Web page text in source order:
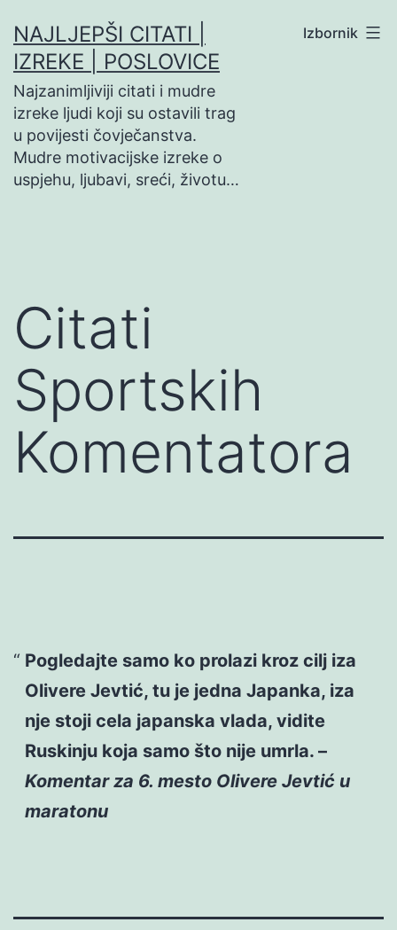
na
sadržaj
NAJLJEPŠI CITATI |
IZREKE | POSLOVICE
Najzanimljiviji citati i mudre
izreke ljudi koji su ostavili trag
u povijesti čovječanstva.
Mudre motivacijske izreke o
uspjehu, ljubavi, sreći, životu…
Izbornik
Citati
Sportskih
Komentatora
Pogledajte samo ko prolazi kroz cilj iza
Olivere Jevtić, tu je jedna Japanka, iza
nje stoji cela japanska vlada, vidite
Ruskinju koja samo što nije umrla. –
Komentar za 6. mesto Olivere Jevtić u
maratonu